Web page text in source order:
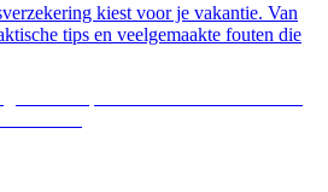
kiest voor je vakantie. Van
tips en veelgemaakte fouten die